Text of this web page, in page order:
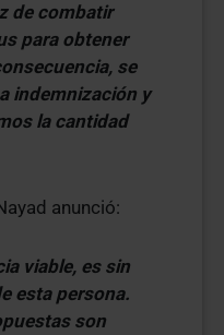
de combatir
para obtener
se
indemnización y
la cantidad
anunció:
viable, es sin
esta persona.
son